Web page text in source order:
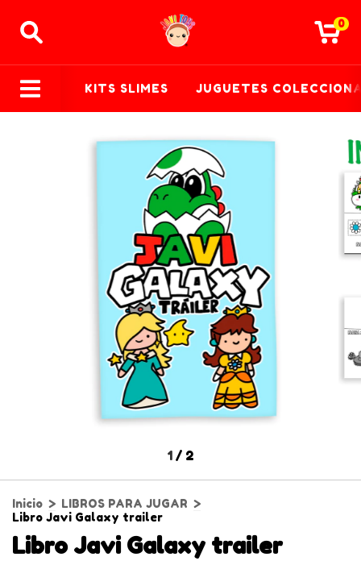
0
KITS SLIMES JUGUETES
1 / 2
Inicio > LIBROS PARA JUGAR >
Libro Javi Galaxy trailer
Libro Javi Galaxy trailer